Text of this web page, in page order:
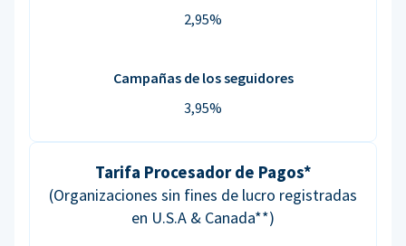
2,95%
Campañas de los seguidores
3,95%
Tarifa Procesador de Pagos*
(Organizaciones sin fines de lucro registradas
en U.S.A & Canada**)